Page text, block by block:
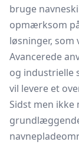
bruge
opmærksom
løsninger, som
Avancerede
og industrielle
vil levere et
Sidst men